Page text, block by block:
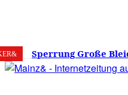
7. August 2026 25.6 Mainz
Sperrung Große
verwirrt, Mainzer